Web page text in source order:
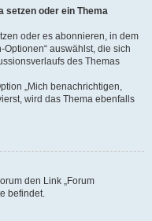
setzen oder ein Thema
oder es abonnieren, in dem
auswählst, die sich
des Themas
„Mich benachrichtigen,
wird das Thema ebenfalls
den Link „Forum
befindet.